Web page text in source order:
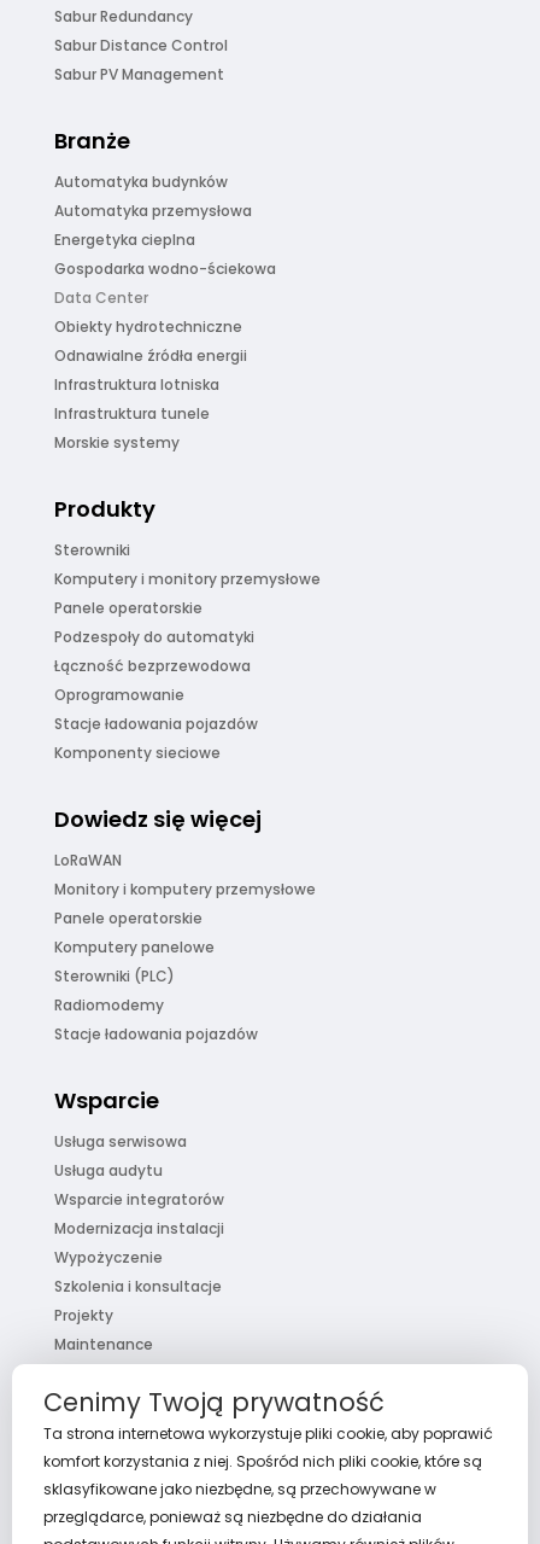
Sabur Redundancy
Sabur Distance Control
Sabur PV Management
Branże
Automatyka budynków
Automatyka przemysłowa
Energetyka cieplna
Gospodarka wodno-ściekowa
Data Center
Obiekty hydrotechniczne
Odnawialne źródła energii
Infrastruktura lotniska
Infrastruktura tunele
Morskie systemy
Produkty
Sterowniki
Komputery i monitory przemysłowe
Panele operatorskie
Podzespoły do automatyki
Łączność bezprzewodowa
Oprogramowanie
Stacje ładowania pojazdów
Komponenty sieciowe
Dowiedz się więcej
LoRaWAN
Monitory i komputery przemysłowe
Panele operatorskie
Komputery panelowe
Sterowniki (PLC)
Radiomodemy
Stacje ładowania pojazdów
Wsparcie
Usługa serwisowa
Usługa audytu
Wsparcie integratorów
Modernizacja instalacji
Wypożyczenie
Szkolenia i konsultacje
Projekty
Maintenance
FaQ
O nas
Cenimy Twoją prywatność
Ta strona internetowa wykorzystuje pliki cookie, aby poprawić
komfort korzystania z niej. Spośród nich pliki cookie, które są
sklasyfikowane jako niezbędne, są przechowywane w
przeglądarce, ponieważ są niezbędne do działania